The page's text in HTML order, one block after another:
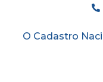
O Cadastro